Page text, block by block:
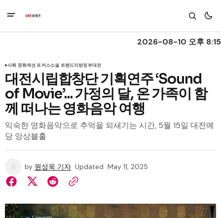
2026-08-10 오후 8:15
사회 문화섹션 포커스소셜 트렌드지방정부대전
대전시립합창단 기획연주 ‘Sound
of Movie’... 가정의 달, 온 가족이 함
께 떠나는 영화음악 여행
익숙한 영화음악으로 추억을 되새기는 시간, 5월 15일 대전예
당 앙상블홀
by 원성욱 기자 Updated May 11, 2025